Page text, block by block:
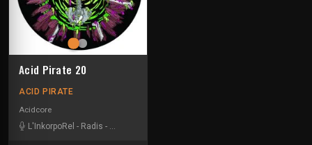
Acid Pirate 20
ACID PIRATE
Acidcore
L'InkorpoRel - Radis - Tikishan